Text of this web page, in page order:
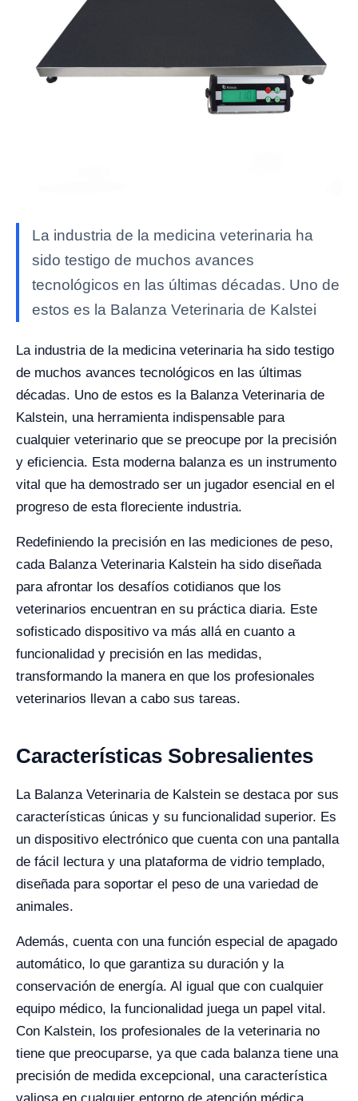
La industria de la medicina veterinaria ha
sido testigo de muchos avances
tecnológicos en las últimas décadas. Uno de
estos es la Balanza Veterinaria de Kalstei
La industria de la medicina veterinaria ha sido testigo
de muchos avances tecnológicos en las últimas
décadas. Uno de estos es la Balanza Veterinaria de
Kalstein, una herramienta indispensable para
cualquier veterinario que se preocupe por la precisión
y eficiencia. Esta moderna balanza es un instrumento
vital que ha demostrado ser un jugador esencial en el
progreso de esta floreciente industria.
Redefiniendo la precisión en las mediciones de peso,
cada Balanza Veterinaria Kalstein ha sido diseñada
para afrontar los desafíos cotidianos que los
veterinarios encuentran en su práctica diaria. Este
sofisticado dispositivo va más allá en cuanto a
funcionalidad y precisión en las medidas,
transformando la manera en que los profesionales
veterinarios llevan a cabo sus tareas.
Características Sobresalientes
La Balanza Veterinaria de Kalstein se destaca por sus
características únicas y su funcionalidad superior. Es
un dispositivo electrónico que cuenta con una pantalla
de fácil lectura y una plataforma de vidrio templado,
diseñada para soportar el peso de una variedad de
animales.
Además, cuenta con una función especial de apagado
automático, lo que garantiza su duración y la
conservación de energía. Al igual que con cualquier
equipo médico, la funcionalidad juega un papel vital.
Con Kalstein, los profesionales de la veterinaria no
tiene que preocuparse, ya que cada balanza tiene una
precisión de medida excepcional, una característica